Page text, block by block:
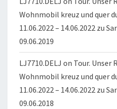
Wohnmobil kreuz und quer
11.06.2022 – 14.06.2022 zu
09.06.2019
LJ7710.DELJ on Tour. Unser
Wohnmobil kreuz und quer
11.06.2022 – 14.06.2022 zu
09.06.2018